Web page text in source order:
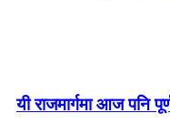
यी राजमार्गमा आज पनि